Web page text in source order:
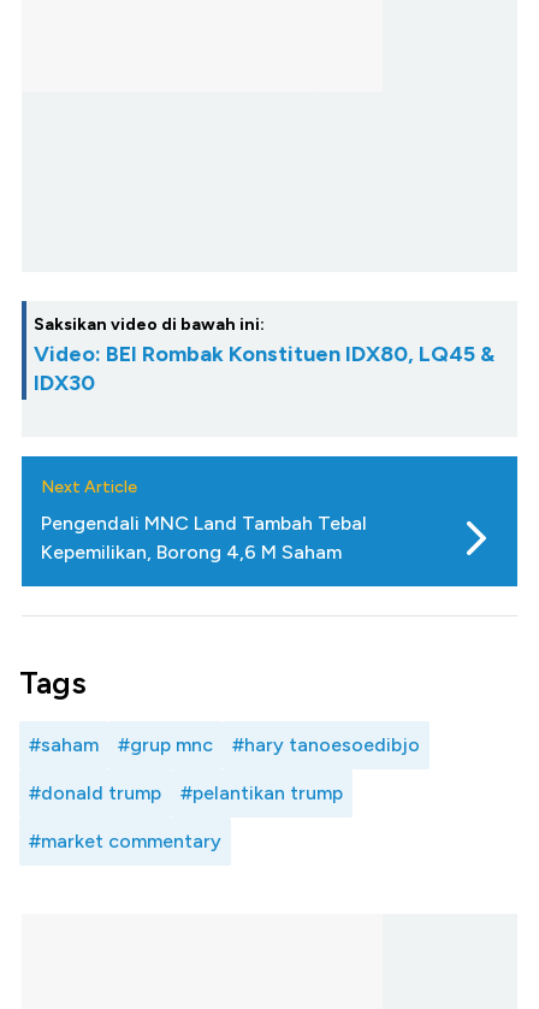
Saksikan video di bawah ini:
Video: BEI Rombak Konstituen IDX80, LQ45 &
IDX30
Next Article
Pengendali MNC Land Tambah Tebal
Kepemilikan, Borong 4,6 M Saham
Tags
#saham #grup mnc #hary tanoesoedibjo
#donald trump #pelantikan trump
#market commentary